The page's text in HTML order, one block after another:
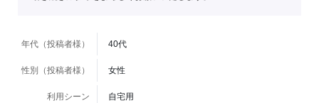
年代（投稿者様） 40代
性別（投稿者様） 女性
利用シーン 自宅用